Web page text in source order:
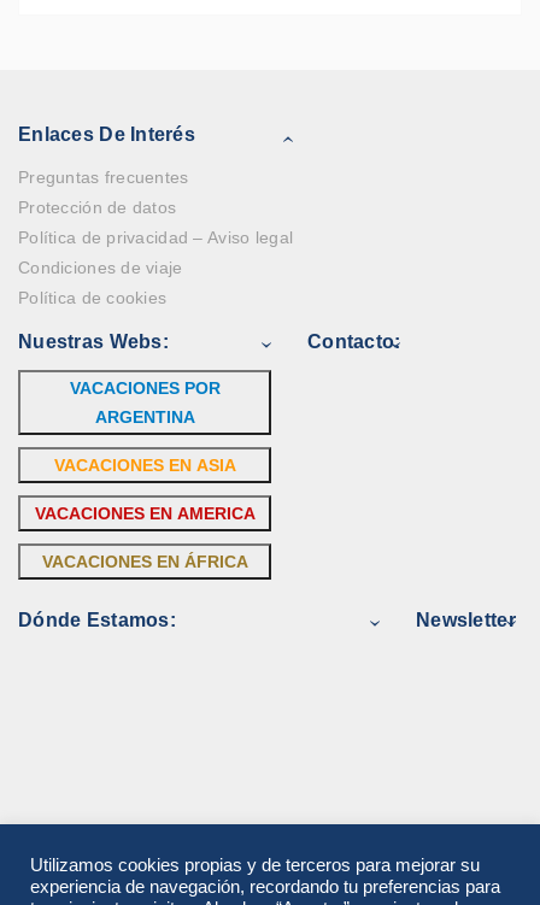
Enlaces De Interés
Preguntas frecuentes
Protección de datos
Política de privacidad – Aviso legal
Condiciones de viaje
Política de cookies
Nuestras Webs:
VACACIONES POR
ARGENTINA
VACACIONES EN ASIA
VACACIONES EN AMERICA
VACACIONES EN ÁFRICA
Contacto:
Dónde Estamos: Newsletter
Utilizamos cookies propias y de terceros para mejorar su
experiencia de navegación, recordando tu preferencias para